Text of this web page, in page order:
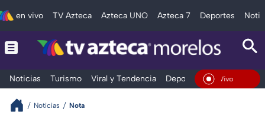
en vivo TV Azteca Azteca UNO Azteca 7 Deportes
Noticias Turismo Viral y Tendencia Deportes Espectáculos
En Vivo
Noticias Nota